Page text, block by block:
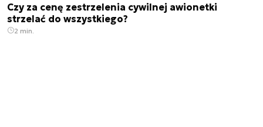
Czy za cenę zestrzelenia cywilnej awionetki
strzelać do wszystkiego?
2 min.